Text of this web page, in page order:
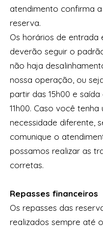
atendimento confirma a
reserva.
Os horários de entrada
deverão seguir o
não haja
nossa operação, ou
partir das 15h00 e saída
11h00. Caso você tenha
necessidade diferente,
comunique o
possamos realizar as
corretas.
Repasses financeiros
Os repasses das
realizados sempre até